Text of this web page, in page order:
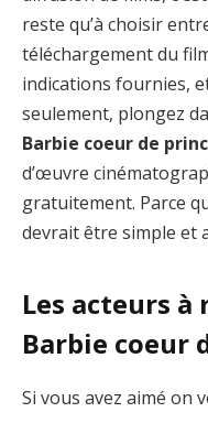
reste qu’à choisir
téléchargement du
indications fournies,
seulement, plongez
Barbie coeur de
d’œuvre
gratuitement. Parce
devrait être simple et
Les acteurs
Barbie coeur
Si vous avez aimé on